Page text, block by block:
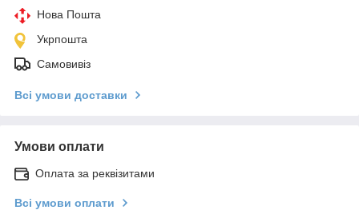
Нова Пошта
Укрпошта
Самовивіз
Всі умови доставки
Умови оплати
Оплата за реквізитами
Всі умови оплати